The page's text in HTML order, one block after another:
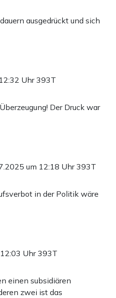
ausgedrückt und sich
Uhr393T
Der Druck war
um 12:18 Uhr393T
in der Politik wäre
Uhr393T
einen subsidiären
zwei ist das